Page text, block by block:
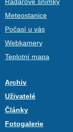
Radarové snímky
Meteostanice
Počasí u vás
Webkamery
Teplotní mapa
Archiv
Uživatelé
Články
Fotogalerie